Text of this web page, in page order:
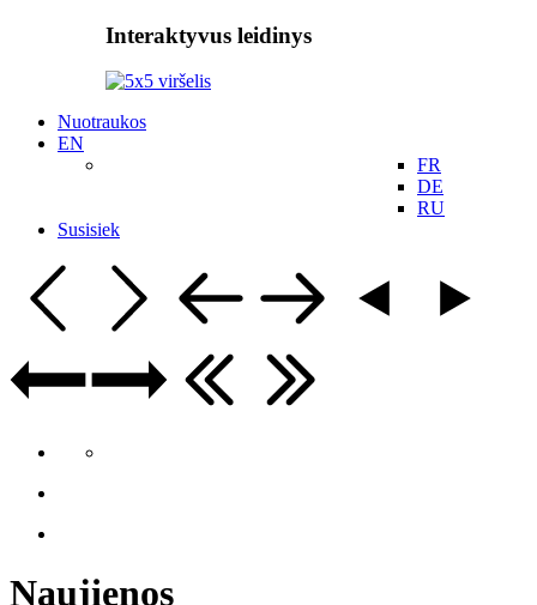
Interaktyvus leidinys
Nuotraukos
EN
FR
DE
RU
Susisiek
Naujienos